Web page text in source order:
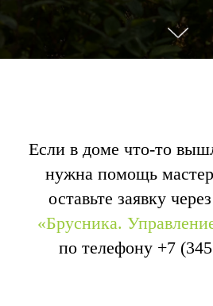
Если в доме что-то
нужна помощь
оставьте заявку через
«Брусника.
по телефону +7